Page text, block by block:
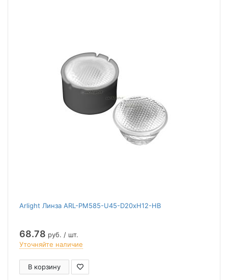
Arlight Линза ARL-PM585-U45-D20xH12-HB
68.78 руб. / шт.
Уточняйте наличие
В корзину